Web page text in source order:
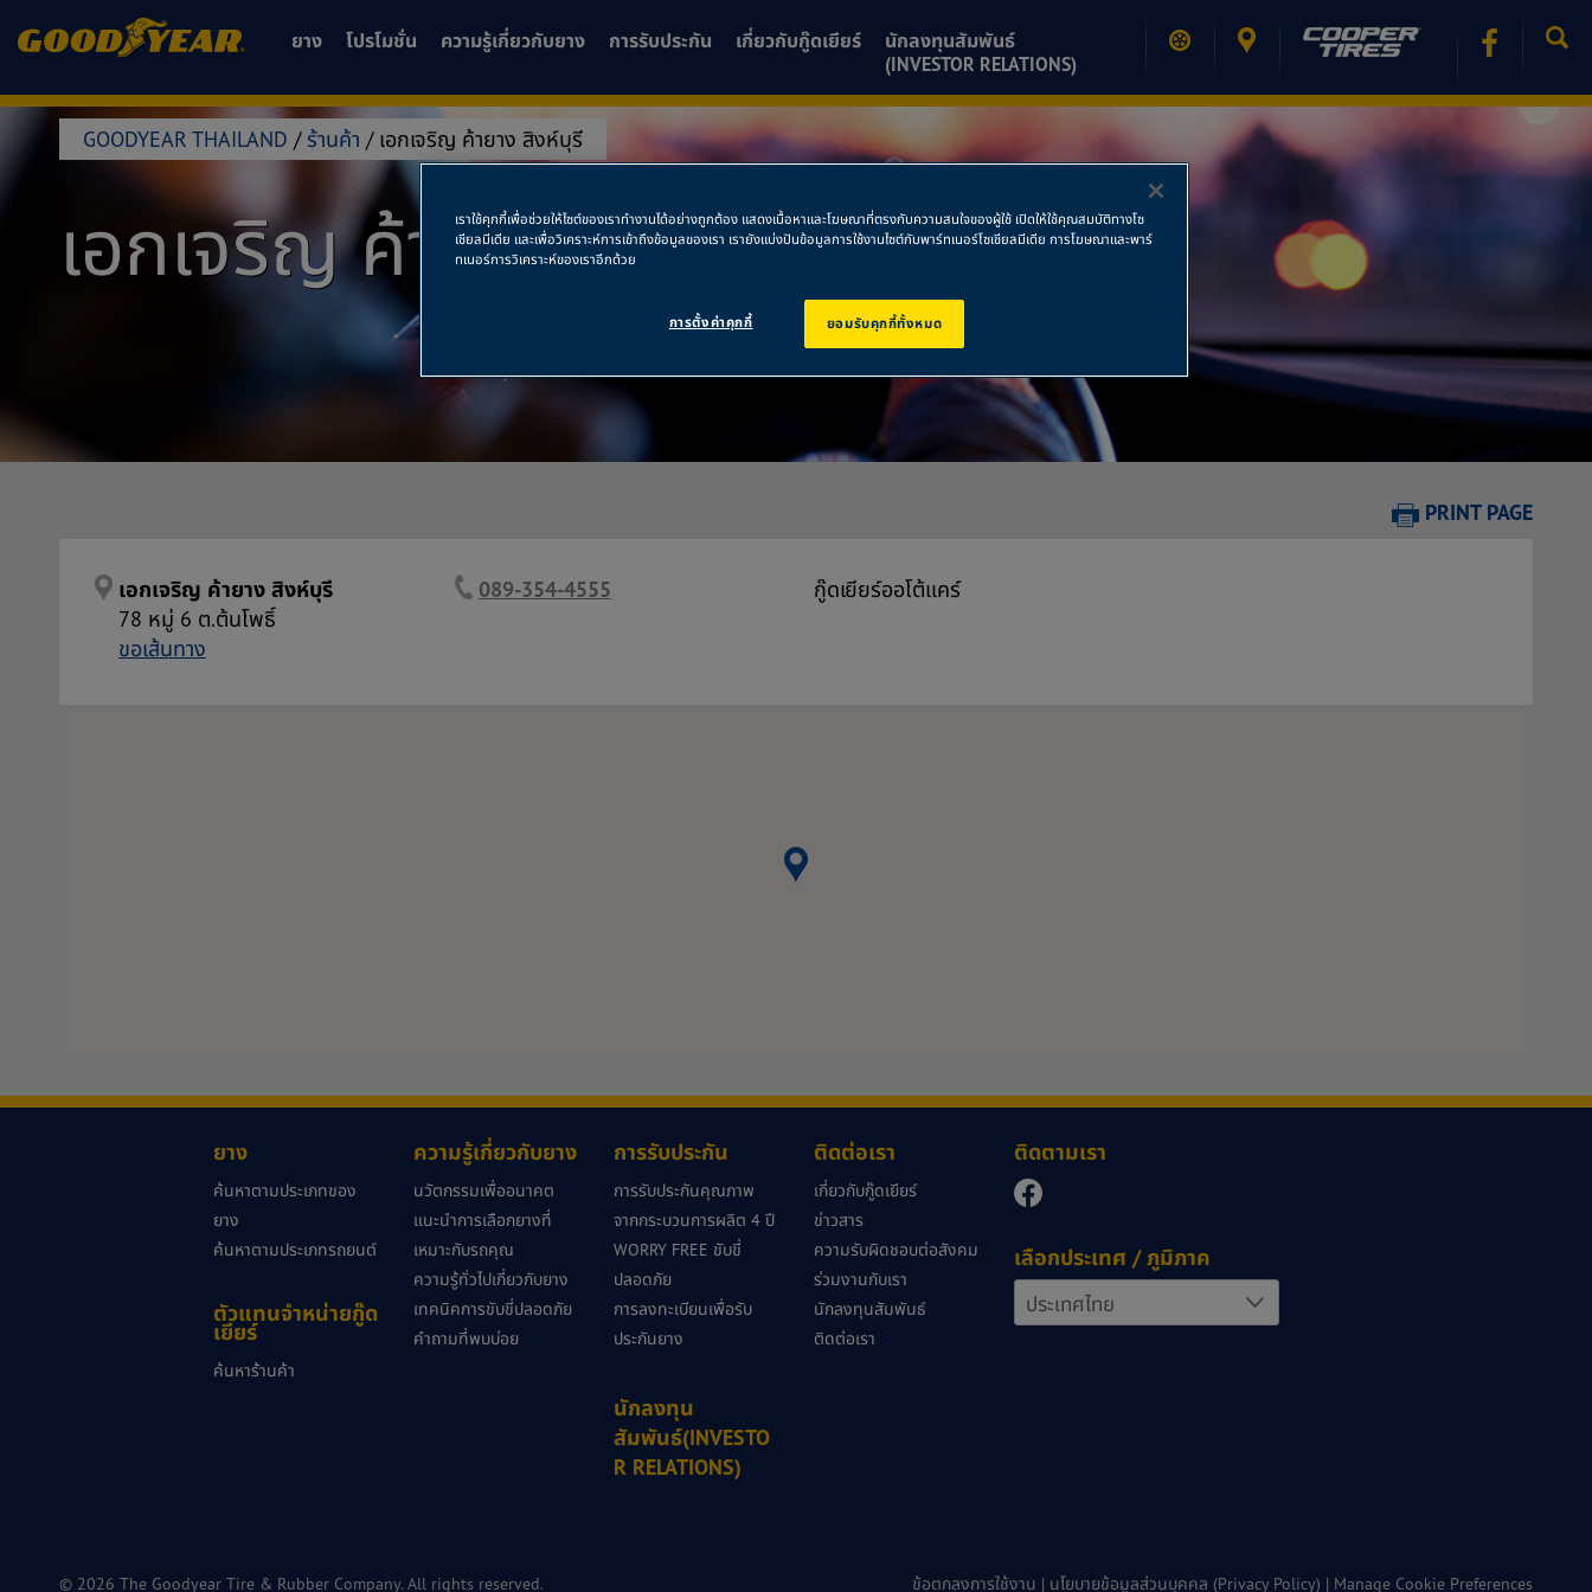
ยาง โปรโมชั่น ความรู้เกี่ยวกับยาง การรับประกัน เกี่ยวกับกู๊ดเยียร์
นักลงทุนสัมพันธ์
(INVESTOR RELATIONS)
GOODYEAR THAILAND / ร้านค้า / เอกเจริญ ค้ายาง สิงห์บุรี
เอกเจริญ ค้ายาง สิงห์บุรี
PRINT PAGE
เอกเจริญ ค้ายาง สิงห์บุรี
78 หมู่ 6 ต.ต้นโพธิ์
ขอเส้นทาง
089-354-4555 กู๊ดเยียร์ออโต้แคร์
ยาง
ค้นหาตามประเภทของ
ยาง
ค้นหาตามประเภทรถยนต์
ตัวแทนจำหน่ายกู๊ด
เยียร์
ค้นหาร้านค้า
ความรู้เกี่ยวกับยาง
นวัตกรรมเพื่ออนาคต
แนะนำการเลือกยางที่
เหมาะกับรถคุณ
ความรู้ทั่วไปเกี่ยวกับยาง
เทคนิคการขับขี่ปลอดภัย
คำถามที่พบบ่อย
การรับประกัน
การรับประกันคุณภาพ
จากกระบวนการผลิต 4 ปี
WORRY FREE ขับขี่
ปลอดภัย
การลงทะเบียนเพื่อรับ
ประกันยาง
นักลงทุน
สัมพันธ์(INVESTO
R RELATIONS)
ติดต่อเรา
เกี่ยวกับกู๊ดเยียร์
ข่าวสาร
ความรับผิดชอบต่อสังคม
ร่วมงานกับเรา
นักลงทุนสัมพันธ์
ติดต่อเรา
ติดตามเรา
เลือกประเทศ / ภูมิภาค
© 2026 The Goodyear Tire & Rubber Company. All rights reserved. ข้อตกลงการใช้งาน | นโยบายข้อมูลส่วนบุคคล (Privacy Policy) | Manage Cookie Preferences
เราใช้คุกกี้เพื่อช่วยให้ไซต์ของเราทำงานได้อย่างถูกต้อง แสดงเนื้อหาและโฆษณาที่ตรงกับความสนใจของผู้ใช้ เปิดให้ใช้คุณสมบัติทางโซ
เชียลมีเดีย และเพื่อวิเคราะห์การเข้าถึงข้อมูลของเรา เรายังแบ่งปันข้อมูลการใช้งานไซต์กับพาร์ทเนอร์โซเชียลมีเดีย การโฆษณาและพาร์
ทเนอร์การวิเคราะห์ของเราอีกด้วย
ยอมรับคุกกี้ทั้งหมด
การตั้งค่าคุกกี้